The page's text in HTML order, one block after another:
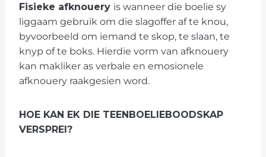
Fisieke afknouery is wanneer die boelie sy
liggaam gebruik om die slagoffer af te knou,
byvoorbeeld om iemand te skop, te slaan, te
knyp of te boks. Hierdie vorm van afknouery
kan makliker as verbale en emosionele
afknouery raakgesien word.
HOE KAN EK DIE TEENBOELIEBOODSKAP
VERSPREI?